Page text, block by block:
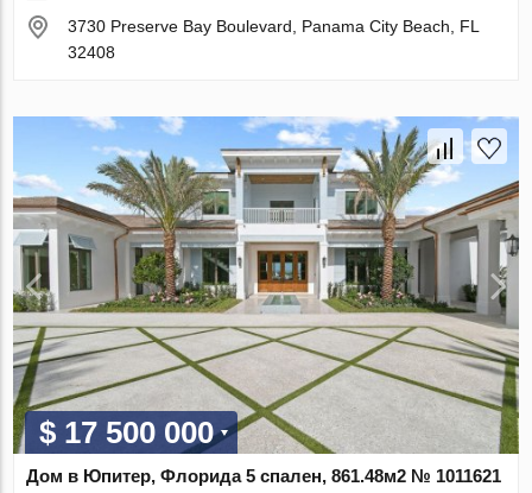
3730 Preserve Bay Boulevard, Panama City Beach, FL
32408
$ 17 500 000
Дом в Юпитер, Флорида 5 спален, 861.48м2 № 1011621